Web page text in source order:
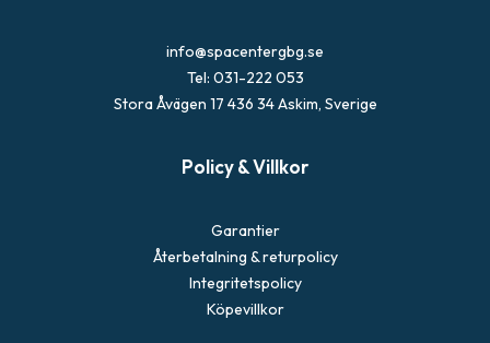
info@spacentergbg.se
Tel: 031-222 053
Stora Åvägen 17 436 34 Askim, Sverige
Policy & Villkor
Garantier
Återbetalning & returpolicy
Integritetspolicy
Köpevillkor